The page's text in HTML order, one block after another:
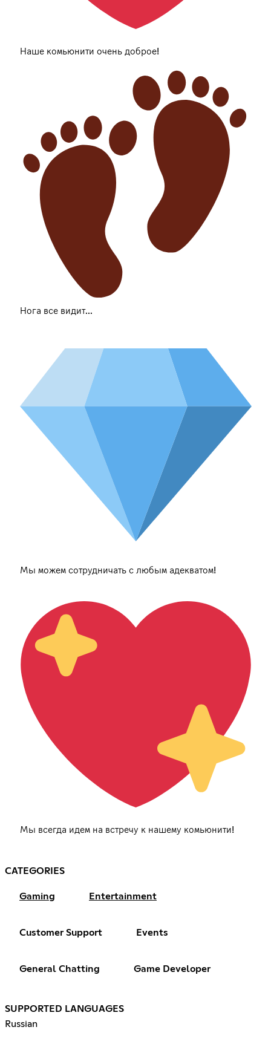
Наше комьюнити очень доброе!
Нога все видит...
Мы можем сотрудничать с любым адекватом!
Мы всегда идем на встречу к нашему комьюнити!
CATEGORIES
Gaming Entertainment
Customer Support Events
General Chatting Game Developer
SUPPORTED LANGUAGES
Russian